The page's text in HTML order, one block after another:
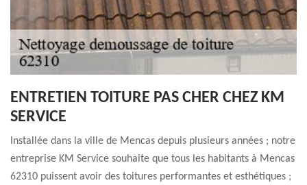
ENTRETIEN TOITURE PAS CHER CHEZ KM
SERVICE
Installée dans la ville de Mencas depuis plusieurs années ; notre
entreprise KM Service souhaite que tous les habitants à Mencas
62310 puissent avoir des toitures performantes et esthétiques ;